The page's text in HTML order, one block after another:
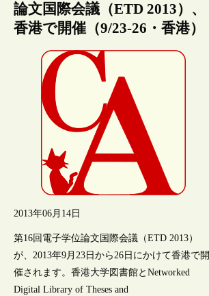
論文国際会議（ETD 2013）、
香港で開催（9/23-26・香港）
2013年06月14日
第16回電子学位論文国際会議（ETD 2013）
が、2013年9月23日から26日にかけて香港で開
催されます。香港大学図書館とNetworked
Digital Library of Theses and